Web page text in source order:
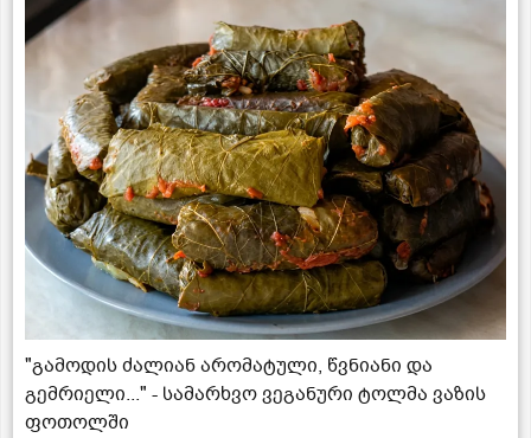
"გამოდის ძალიან არომატული, წვნიანი და
გემრიელი..." - სამარხვო ვეგანური ტოლმა ვაზის
ფოთოლში